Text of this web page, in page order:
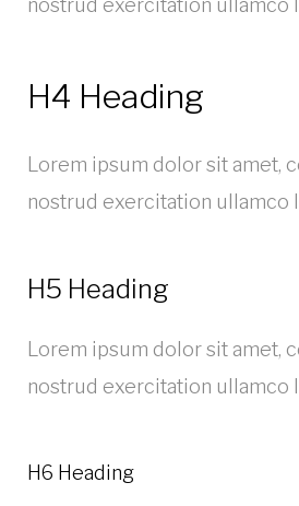
nostrud exercitation ullamco
H4 Heading
Lorem ipsum dolor sit
nostrud exercitation ullamco
H5 Heading
Lorem ipsum dolor sit
nostrud exercitation ullamco
H6 Heading